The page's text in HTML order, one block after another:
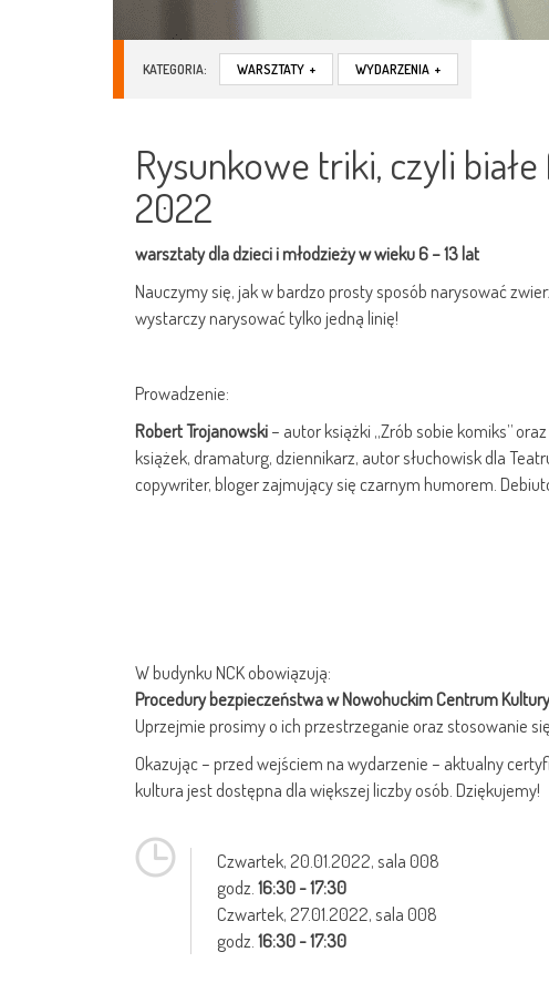
KATEGORIA: WARSZTATY + WYDARZENIA +
Rysunkowe triki, czyli
2022
warsztaty dla dzieci i młodzieży w wieku 6 – 13 lat
Nauczymy się, jak w bardzo prosty sposób narysować
wystarczy narysować tylko jedną linię!
Prowadzenie:
Robert Trojanowski– autor książki „Zrób sobie komiks”
książek, dramaturg, dziennikarz, autor słuchowisk dla
copywriter, bloger zajmujący się czarnym humorem.
W budynku NCK obowiązują:
Procedury bezpieczeństwa w Nowohuckim Centrum
Uprzejmie prosimy o ich przestrzeganie oraz stosowanie
Okazując – przed wejściem na wydarzenie – aktualny
kultura jest dostępna dla większej liczby osób. Dziękujemy!
Czwartek,20.01.2022, sala 008
godz.16:30 - 17:30
Czwartek,27.01.2022, sala 008
godz.16:30 - 17:30